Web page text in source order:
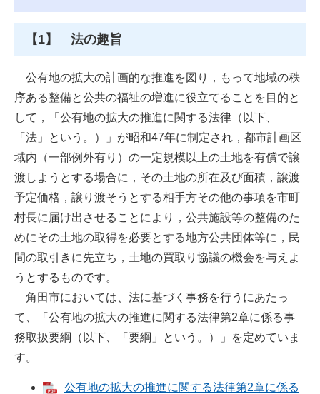
【1】 法の趣旨
公有地の拡大の計画的な推進を図り，もって地域の秩
序ある整備と公共の福祉の増進に役立てることを目的と
して，「公有地の拡大の推進に関する法律（以下、
「法」という。）」が昭和47年に制定され，都市計画区
域内（一部例外有り）の一定規模以上の土地を有償で譲
渡しようとする場合に，その土地の所在及び面積，譲渡
予定価格，譲り渡そうとする相手方その他の事項を市町
村長に届け出させることにより，公共施設等の整備のた
めにその土地の取得を必要とする地方公共団体等に，民
間の取引きに先立ち，土地の買取り協議の機会を与えよ
うとするものです。
角田市においては、法に基づく事務を行うにあたっ
て、「公有地の拡大の推進に関する法律第2章に係る事
務取扱要綱（以下、「要綱」という。）」を定めていま
す。
公有地の拡大の推進に関する法律第2章に係る